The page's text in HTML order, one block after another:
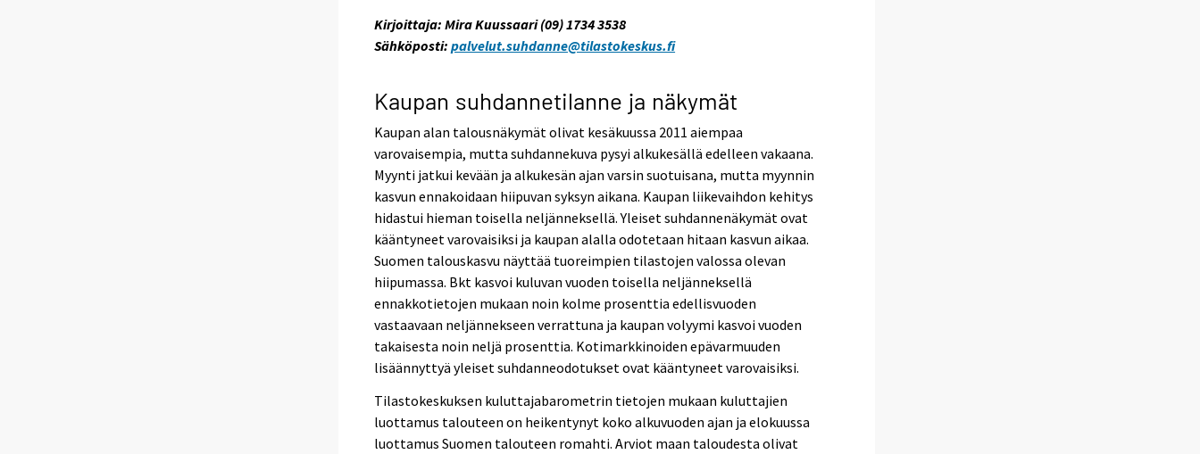
Kirjoittaja: Mira Kuussaari (09) 1734 3538
Sähköposti: palvelut.suhdanne@tilastokeskus.fi
Kaupan suhdannetilanne ja näkymät
Kaupan alan talousnäkymät olivat kesäkuussa 2011 aiempaa
varovaisempia, mutta suhdannekuva pysyi alkukesällä edelleen vakaana.
Myynti jatkui kevään ja alkukesän ajan varsin suotuisana, mutta myynnin
kasvun ennakoidaan hiipuvan syksyn aikana. Kaupan liikevaihdon kehitys
hidastui hieman toisella neljänneksellä. Yleiset suhdannenäkymät ovat
kääntyneet varovaisiksi ja kaupan alalla odotetaan hitaan kasvun aikaa.
Suomen talouskasvu näyttää tuoreimpien tilastojen valossa olevan
hiipumassa. Bkt kasvoi kuluvan vuoden toisella neljänneksellä
ennakkotietojen mukaan noin kolme prosenttia edellisvuoden
vastaavaan neljännekseen verrattuna ja kaupan volyymi kasvoi vuoden
takaisesta noin neljä prosenttia. Kotimarkkinoiden epävarmuuden
lisäännyttyä yleiset suhdanneodotukset ovat kääntyneet varovaisiksi.
Tilastokeskuksen kuluttajabarometrin tietojen mukaan kuluttajien
luottamus talouteen on heikentynyt koko alkuvuoden ajan ja elokuussa
luottamus Suomen talouteen romahti. Arviot maan taloudesta olivat